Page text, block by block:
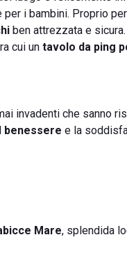
per i bambini. Proprio
ben attrezzata e
cui un tavolo da ping
invadenti che sanno
benessere e la
Mare, splendida